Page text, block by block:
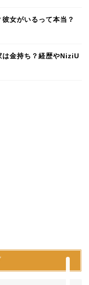
女がいるって本当？
は金持ち？経歴やNiziU